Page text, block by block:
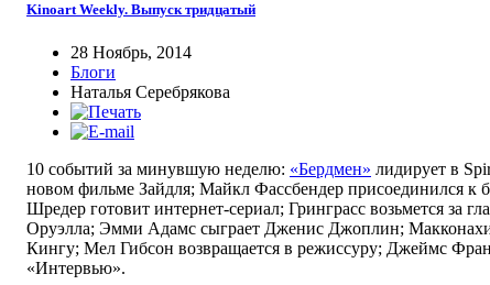
Kinoart Weekly. Выпуск тридцатый
28 Ноябрь, 2014
Блоги
Наталья Серебрякова
10 событий за минувшую неделю: «Бердмен» лидирует в
новом фильме Зайдля; Майкл Фассбендер присоединился к
Шредер готовит интернет-сериал; Гринграсс возьмется за
Оруэлла; Эмми Адамс сыграет Дженис Джоплин;
Кингу; Мел Гибсон возвращается в режиссуру; Джеймс
«Интервью».